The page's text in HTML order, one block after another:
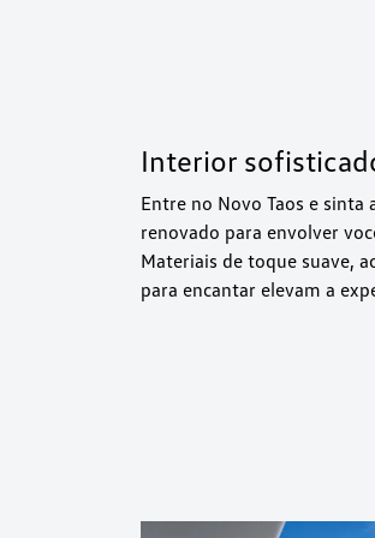
Interior
Entre no Novo Taos e
renovado para envolver
Materiais de toque suave,
para encantar elevam a